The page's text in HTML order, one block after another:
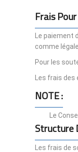
Frais
Le
comme
Pour les
Les frais
NOTE :
Le
Structure
Les frais de